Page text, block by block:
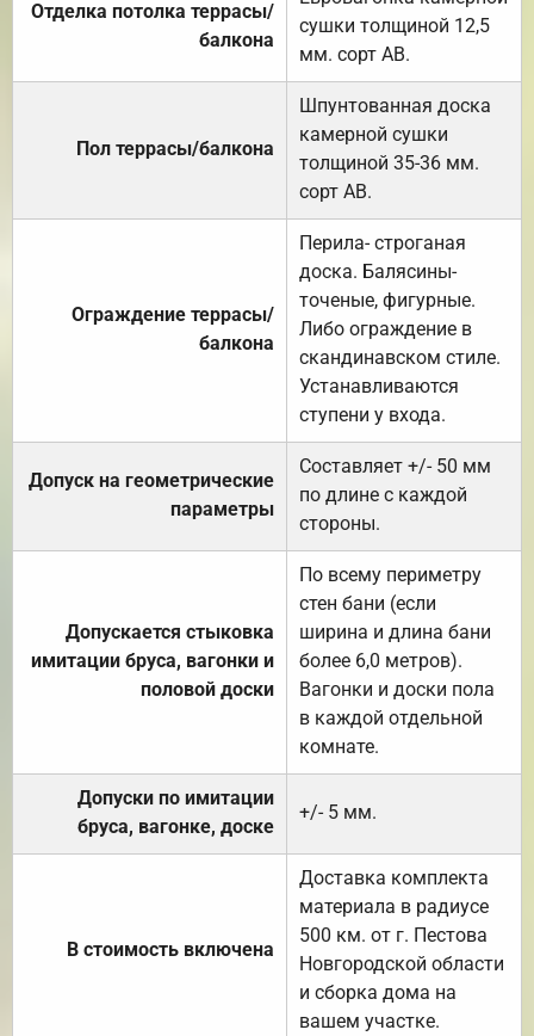
Отделка потолка террасы/
балкона
сушки толщиной 12,5
мм. сорт АВ.
Пол террасы/балкона
Шпунтованная доска
камерной сушки
толщиной 35-36 мм.
сорт АВ.
Ограждение террасы/
балкона
Перила- строганая
доска. Балясины-
точеные, фигурные.
Либо ограждение в
скандинавском стиле.
Устанавливаются
ступени у входа.
Допуск на геометрические
параметры
Составляет +/- 50 мм
по длине с каждой
стороны.
Допускается стыковка
имитации бруса, вагонки и
половой доски
По всему периметру
стен бани (если
ширина и длина бани
более 6,0 метров).
Вагонки и доски пола
в каждой отдельной
комнате.
Допуски по имитации
бруса, вагонке, доске
+/- 5 мм.
В стоимость включена
Доставка комплекта
материала в радиусе
500 км. от г. Пестова
Новгородской области
и сборка дома на
вашем участке.